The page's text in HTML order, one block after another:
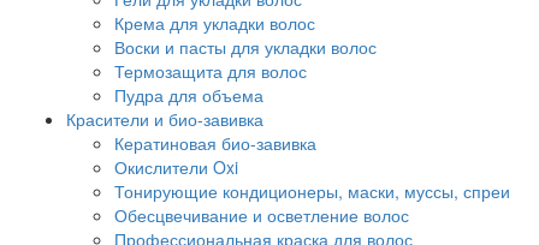
Крема для укладки волос
Воски и пасты для укладки волос
Термозащита для волос
Пудра для объема
Красители и био-завивка
Кератиновая био-завивка
Окислители Oxi
Тонирующие кондиционеры, маски, муссы, спреи
Обесцвечивание и осветление волос
Профессиональная краска для волос